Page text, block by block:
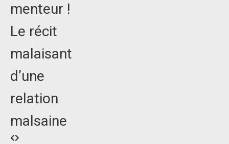
menteur !
Le récit
malaisant
d’une
relation
malsaine